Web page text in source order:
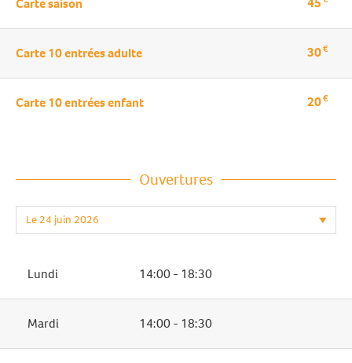
Carte saison
Carte 10 entrées adulte 30€
Carte 10 entrées enfant 20€
Ouvertures
Lundi 14:00 - 18:30
Mardi 14:00 - 18:30